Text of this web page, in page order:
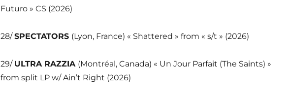
Futuro » CS (2026)
28/SPECTATORS (Lyon, France) « Shattered » from « s/t » (2026)
29/ ULTRA RAZZIA (Montréal, Canada) « Un Jour Parfait (The Saints) »
from split LP w/ Ain’t Right (2026)